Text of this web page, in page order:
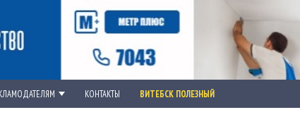
КОНТАКТЫ ВИТЕБСК ПОЛЕЗНЫЙ